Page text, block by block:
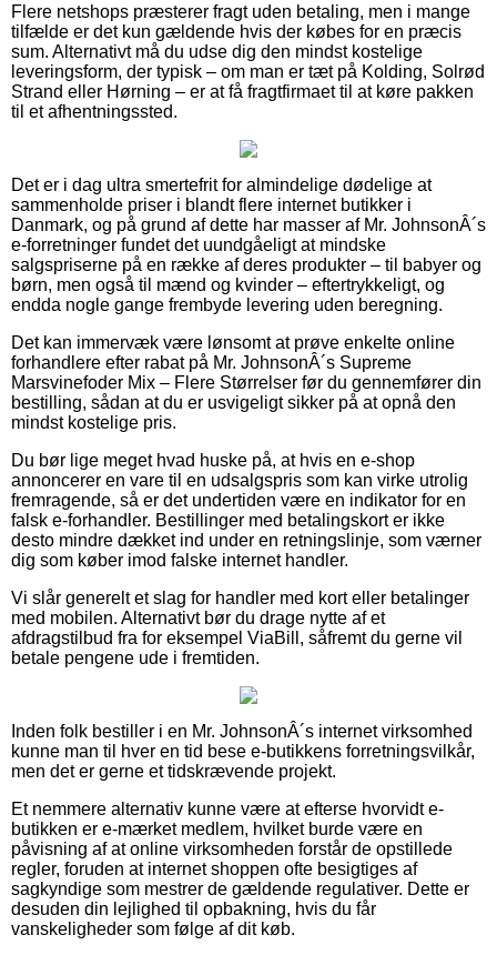
Flere netshops præsterer fragt uden betaling, men i mange
tilfælde er det kun gældende hvis der købes for en præcis
sum. Alternativt må du udse dig den mindst kostelige
leveringsform, der typisk – om man er tæt på Kolding, Solrød
Strand eller Hørning – er at få fragtfirmaet til at køre pakken
til et afhentningssted.
Det er i dag ultra smertefrit for almindelige dødelige at
sammenholde priser i blandt flere internet butikker i
Danmark, og på grund af dette har masser af Mr. JohnsonÂ´s
e-forretninger fundet det uundgåeligt at mindske
salgspriserne på en række af deres produkter – til babyer og
børn, men også til mænd og kvinder – eftertrykkeligt, og
endda nogle gange frembyde levering uden beregning.
Det kan immervæk være lønsomt at prøve enkelte online
forhandlere efter rabat på Mr. JohnsonÂ´s Supreme
Marsvinefoder Mix – Flere Størrelser før du gennemfører din
bestilling, sådan at du er usvigeligt sikker på at opnå den
mindst kostelige pris.
Du bør lige meget hvad huske på, at hvis en e-shop
annoncerer en vare til en udsalgspris som kan virke utrolig
fremragende, så er det undertiden være en indikator for en
falsk e-forhandler. Bestillinger med betalingskort er ikke
desto mindre dækket ind under en retningslinje, som værner
dig som køber imod falske internet handler.
Vi slår generelt et slag for handler med kort eller betalinger
med mobilen. Alternativt bør du drage nytte af et
afdragstilbud fra for eksempel ViaBill, såfremt du gerne vil
betale pengene ude i fremtiden.
Inden folk bestiller i en Mr. JohnsonÂ´s internet virksomhed
kunne man til hver en tid bese e-butikkens forretningsvilkår,
men det er gerne et tidskrævende projekt.
Et nemmere alternativ kunne være at efterse hvorvidt e-
butikken er e-mærket medlem, hvilket burde være en
påvisning af at online virksomheden forstår de opstillede
regler, foruden at internet shoppen ofte besigtiges af
sagkyndige som mestrer de gældende regulativer. Dette er
desuden din lejlighed til opbakning, hvis du får
vanskeligheder som følge af dit køb.